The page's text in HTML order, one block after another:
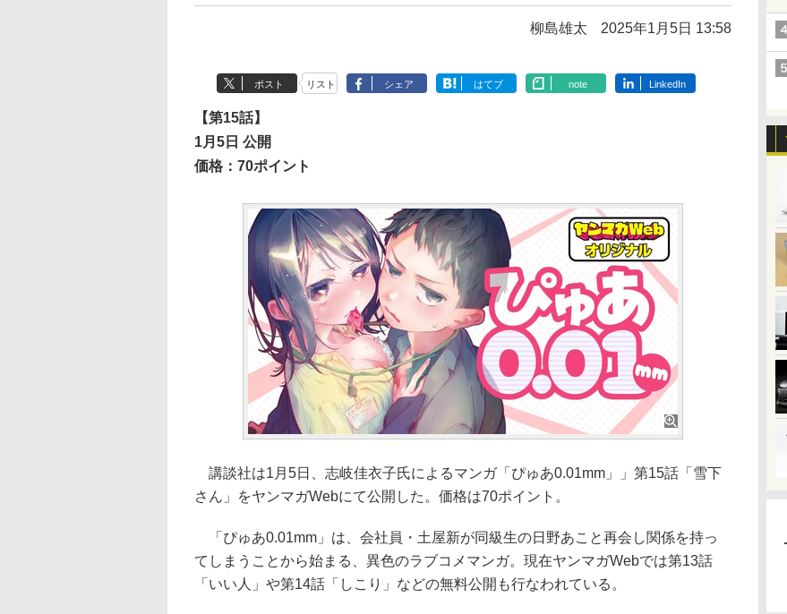
柳島雄太 2025年1月5日 13:58
ポスト リスト シェア はてブ note LinkedIn
【第15話】
1月5日 公開
価格：70ポイント
講談社は1月5日、志岐佳衣子氏によるマンガ「ぴゅあ0.01mm」」第15話「雪下
さん」をヤンマガWebにて公開した。価格は70ポイント。
「ぴゅあ0.01mm」は、会社員・土屋新が同級生の日野あこと再会し関係を持っ
てしまうことから始まる、異色のラブコメマンガ。現在ヤンマガWebでは第13話
「いい人」や第14話「しこり」などの無料公開も行なわれている。